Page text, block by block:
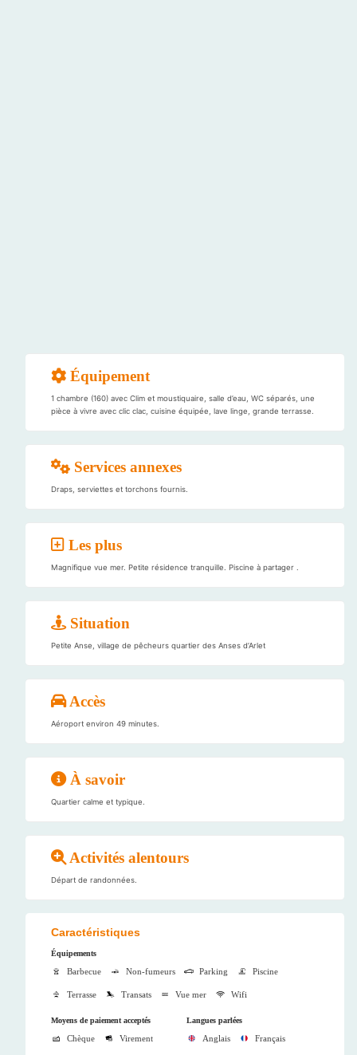
Équipement
1 chambre (160) avec Clim et moustiquaire, salle d’eau, WC séparés, une
pièce à vivre avec clic clac, cuisine équipée, lave linge, grande terrasse.
Services annexes
Draps, serviettes et torchons fournis.
Les plus
Magnifique vue mer. Petite résidence tranquille. Piscine à partager .
Situation
Petite Anse, village de pêcheurs quartier des Anses d’Arlet
Accès
Aéroport environ 49 minutes.
À savoir
Quartier calme et typique.
Activités alentours
Départ de randonnées.
Caractéristiques
Équipements
Barbecue Non-fumeurs Parking Piscine
Terrasse Transats Vue mer Wifi
Moyens de paiement acceptés
Chèque Virement
Langues parlées
Anglais Français